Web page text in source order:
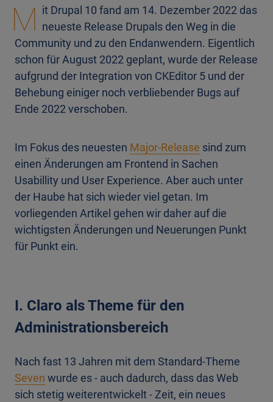
M it Drupal 10 fand am 14. Dezember 2022 das
neueste Release Drupals den Weg in die
Community und zu den Endanwendern. Eigentlich
schon für August 2022 geplant, wurde der Release
aufgrund der Integration von CKEditor 5 und der
Behebung einiger noch verbliebender Bugs auf
Ende 2022 verschoben.
Im Fokus des neuesten Major-Release sind zum
einen Änderungen am Frontend in Sachen
Usabillity und User Experience. Aber auch unter
der Haube hat sich wieder viel getan. Im
vorliegenden Artikel gehen wir daher auf die
wichtigsten Änderungen und Neuerungen Punkt
für Punkt ein.
I. Claro als Theme für den
Administrationsbereich
Nach fast 13 Jahren mit dem Standard-Theme
Seven wurde es - auch dadurch, dass das Web
sich stetig weiterentwickelt - Zeit, ein neues